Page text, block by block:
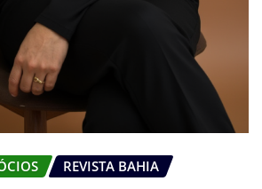
REVISTA BAHIA